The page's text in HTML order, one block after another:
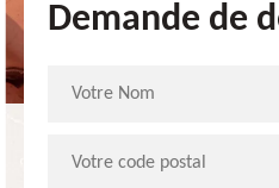
Demande de